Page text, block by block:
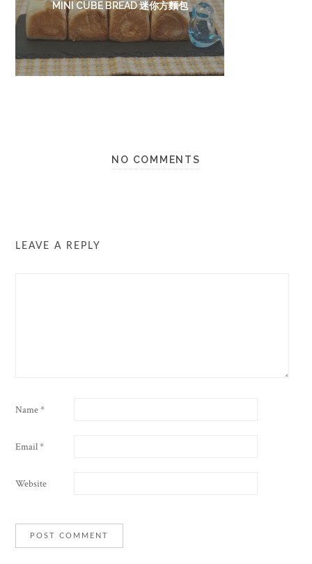
MINI CUBE BREAD 迷你方麵包
NO COMMENTS
LEAVE A REPLY
Name*
Email*
Website